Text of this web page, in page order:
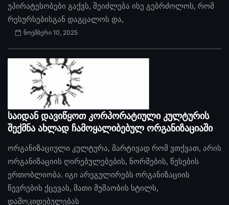
უპირატესობები გაქვს, შეიძლება ისე გებრძოლოს, რომ
რესურსებისგან დაგცალოს და,
ნოემბერი 10, 2025
საიდან დავიწყოთ კორპორატიული კულტურის
შექმნა ახლად ჩამოყალიბებულ ორგანიზაციაში
ორგანიზაციული კულტურა, მარტივად რომ ვთქვათ, არის
ორგანიზაციის ღირებულებების, ნორმების, წესების
ერთობლიობა. იგი არეგულირებს ორგანიზაციის
წევრების ქცევას, მათი მუშაობის სტილს,
დამოკიდებულებას